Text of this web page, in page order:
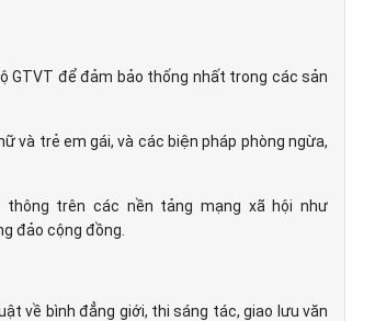
GTVT để đảm bảo thống nhất trong các sản
và trẻ em gái, và các biện pháp phòng ngừa,
thông trên các nền tảng mạng xã hội như
đảo cộng đồng.
về bình đẳng giới, thi sáng tác, giao lưu văn